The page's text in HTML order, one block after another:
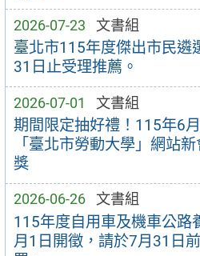
2026-07-23 文書組
臺北市115年度傑出市民遴
31日止受理推薦。
2026-07-01 文書組
期間限定抽好禮！115年6
「臺北市勞動大學」網站
獎
2026-06-26 文書組
115年度自用車及機車公路
月1日開徵，請於7月31日